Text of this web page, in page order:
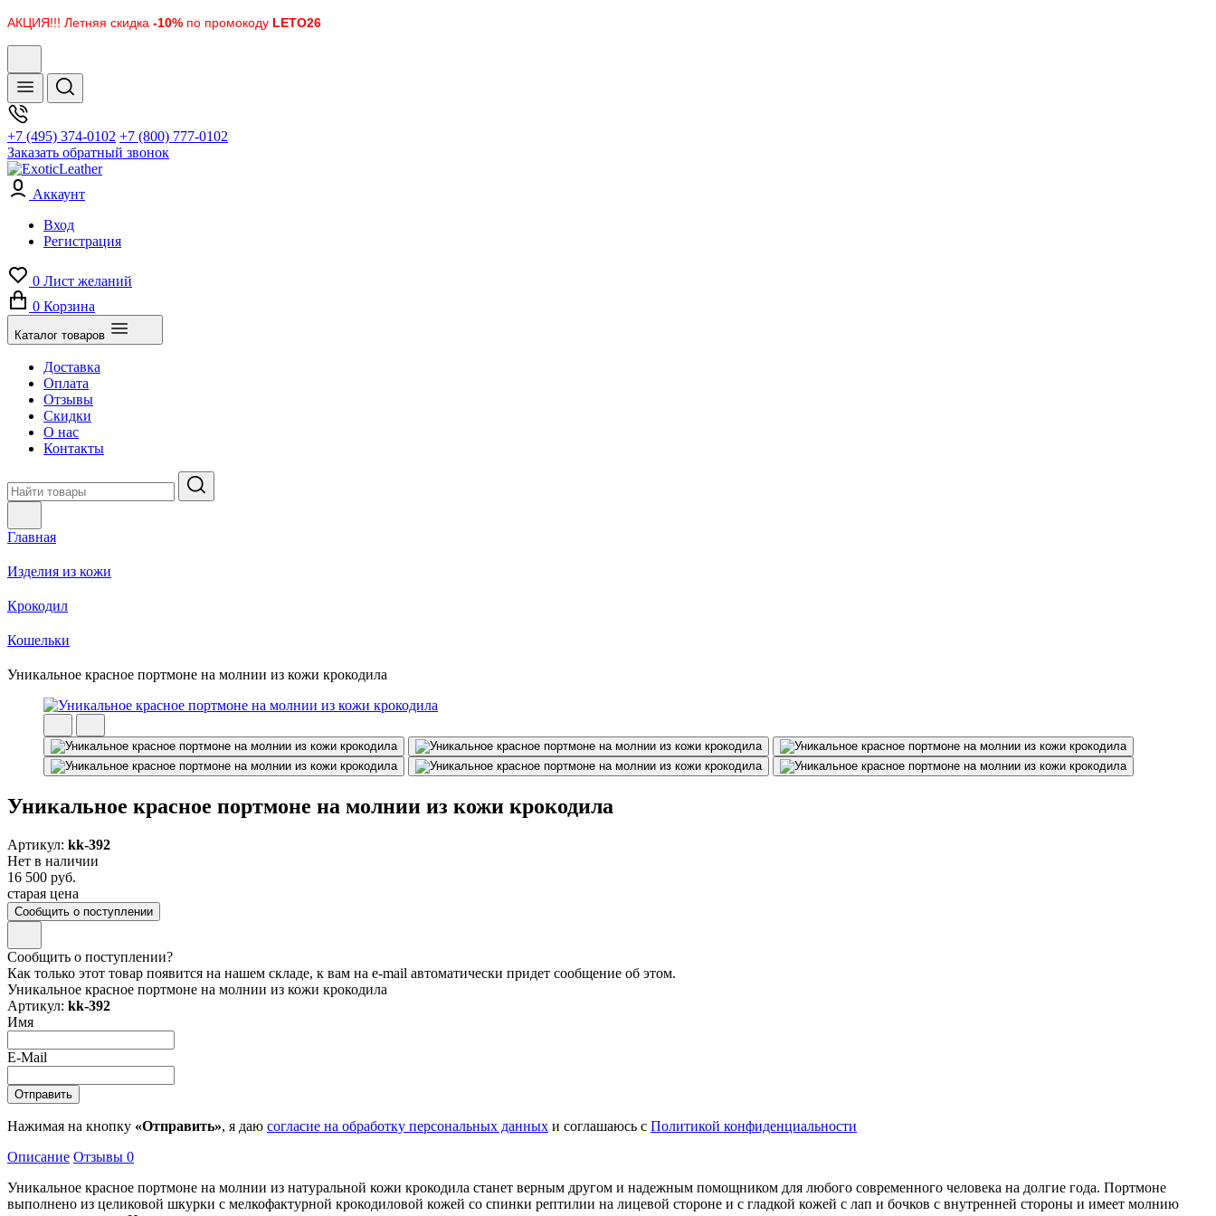
АКЦИЯ!!! Летняя скидка -10% по промокоду LETO26
+7 (495) 374-0102 +7 (800) 777-0102
Заказать обратный звонок
Аккаунт
Вход
Регистрация
0 Лист желаний
0 Корзина
Каталог товаров
Доставка
Оплата
Отзывы
Скидки
О нас
Контакты
Главная
Изделия из кожи
Крокодил
Кошельки
Уникальное красное портмоне на молнии из кожи крокодила
Уникальное красное портмоне на молнии из кожи крокодила
Артикул: kk-392
Нет в наличии
16 500 руб.
старая цена
Сообщить о поступлении
Сообщить о поступлении?
Как только этот товар появится на нашем складе, к вам на e-mail автоматически придет сообщение об этом.
Уникальное красное портмоне на молнии из кожи крокодила
Артикул: kk-392
Имя
E-Mail
Нажимая на кнопку «Отправить», я даю согласие на обработку персональных данных и соглашаюсь с Политикой конфиденциальности
Описание Отзывы 0
Уникальное красное портмоне на молнии из натуральной кожи крокодила станет верным другом и надежным помощником для любого современного человека на долгие года. Портмоне
выполнено из целиковой шкурки с мелкофактурной крокодиловой кожей со спинки рептилии на лицевой стороне и с гладкой кожей с лап и бочков с внутренней стороны и имеет молнию